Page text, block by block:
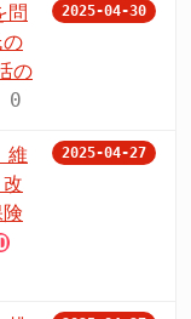
問
の
2025-04-30
維
2025-04-27